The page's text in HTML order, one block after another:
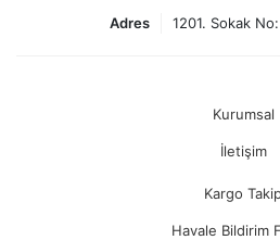
Adres 1201. Sokak
Kurumsal
İletişim
Kargo
Havale Bildirim